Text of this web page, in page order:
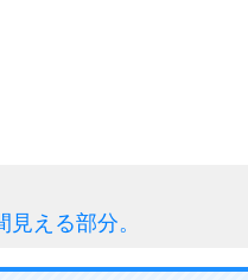
える部分。